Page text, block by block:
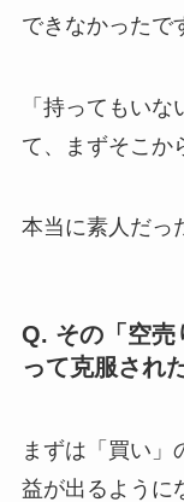
できなかったで
「持ってもい
て、まずそこか
本当に素人だっ
Q. その「空売
って克服され
まずは「買い」
益が出るように